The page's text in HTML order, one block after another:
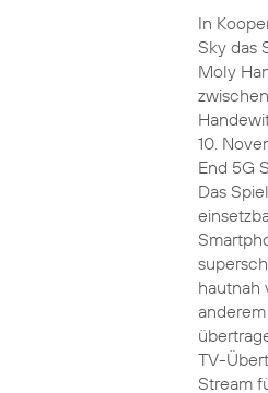
In
Sky das
Moly
10.
End 5G
Das
hautnah
TV-
Stream